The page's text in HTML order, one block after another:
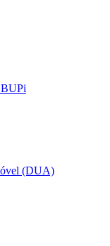
(DUA)